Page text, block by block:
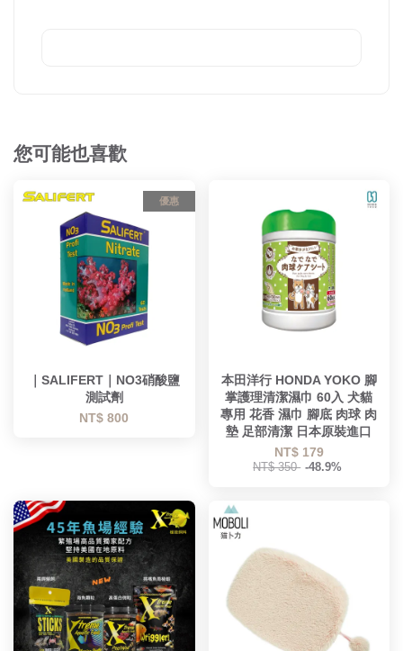
您可能也喜歡
優惠
｜SALIFERT｜NO3硝酸鹽
測試劑
NT$ 800
本田洋行 HONDA YOKO 腳
掌護理清潔濕巾 60入 犬貓
專用 花香 濕巾 腳底 肉球 肉
墊 足部清潔 日本原裝進口
NT$ 179
NT$ 350 -48.9%